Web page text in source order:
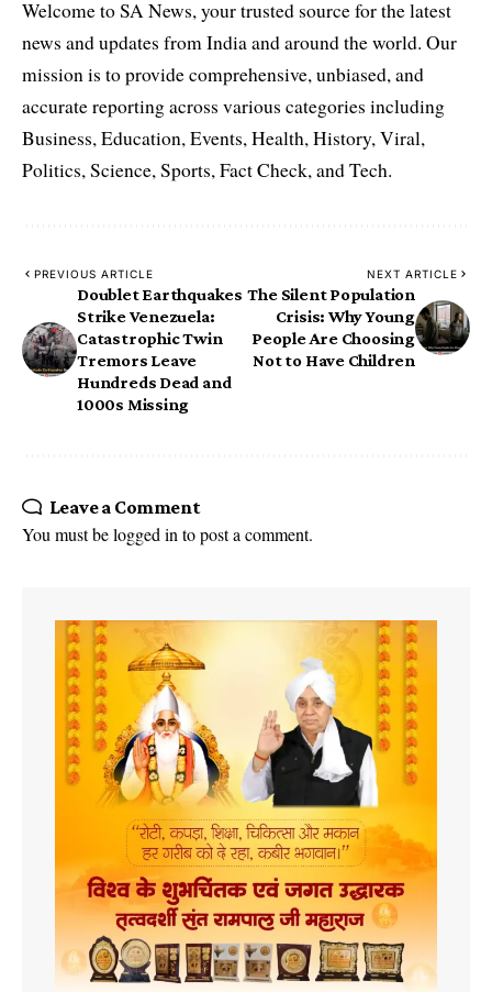
Welcome to SA News, your trusted source for the latest
news and updates from India and around the world. Our
mission is to provide comprehensive, unbiased, and
accurate reporting across various categories including
Business, Education, Events, Health, History, Viral,
Politics, Science, Sports, Fact Check, and Tech.
PREVIOUS ARTICLE
Doublet Earthquakes
Strike Venezuela:
Catastrophic Twin
Tremors Leave
Hundreds Dead and
1000s Missing
NEXT ARTICLE
The Silent Population
Crisis: Why Young
People Are Choosing
Not to Have Children
Leave a Comment
You must belogged in to post a comment.